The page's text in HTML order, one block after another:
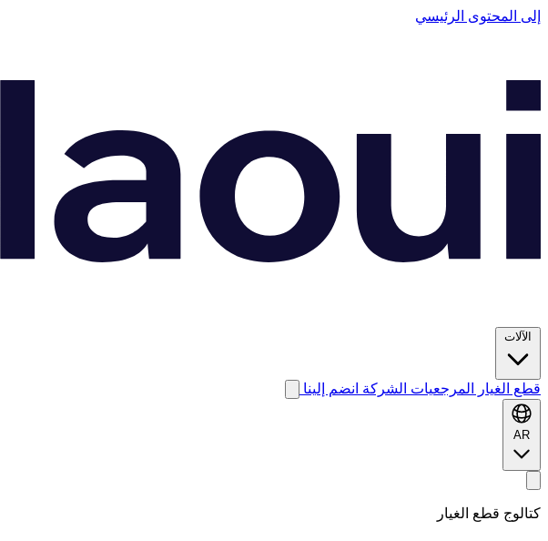
إلى المحتوى الرئيسي
الآلات
قطع الغيار المرجعيات الشركة انضم إلينا
AR
كتالوج قطع الغيار